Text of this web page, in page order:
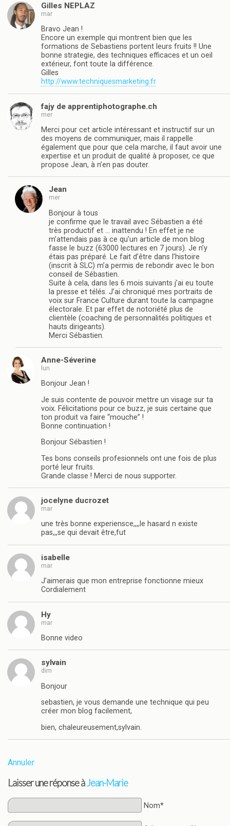
Gilles NEPLAZ
mar
Bravo Jean !
Encore un exemple qui montrent bien que les
formations de Sebastiens portent leurs fruits !! Une
bonne strategie, des techniques efficaces et un oeil
extérieur, font toute la différence.
Gilles
http://www.techniquesmarketing.fr
fajy de apprentiphotographe.ch
mer
Merci pour cet article intéressant et instructif sur un
des moyens de communiquer, mais il rappelle
également que pour que cela marche, il faut avoir une
expertise et un produit de qualité à proposer, ce que
propose Jean, à n’en pas douter.
Jean
mer
Bonjour à tous
je confirme que le travail avec Sébastien a été
très productif et … inattendu ! En effet je ne
m’attendais pas à ce qu’un article de mon blog
fasse le buzz (63000 lectures en 7 jours). Je n’y
étais pas préparé. Le fait d’être dans l’histoire
(inscrit à SLC) m’a permis de rebondir avec le bon
conseil de Sébastien.
Suite à cela, dans les 6 mois suivants j’ai eu toute
la presse et télés. J’ai chroniqué mes portraits de
voix sur France Culture durant toute la campagne
électorale. Et par effet de notoriété plus de
clientèle (coaching de personnalités politiques et
hauts dirigeants).
Merci Sébastien.
Anne-Séverine
lun
Bonjour Jean !
Je suis contente de pouvoir mettre un visage sur ta
voix. Félicitations pour ce buzz, je suis certaine que
ton produit va faire “mouche” !
Bonne continuation !
Bonjour Sébastien !
Tes bons conseils profesionnels ont une fois de plus
porté leur fruits.
Grande classe ! Merci de nous supporter.
jocelyne ducrozet
mar
une très bonne experiensce,,,,le hasard n existe
pas,,,se qui devait être,fut
isabelle
mar
J’aimerais que mon entreprise fonctionne mieux
Cordialement
Hy
mar
Bonne video
sylvain
dim
Bonjour
sebastien, je vous demande une technique qui peu
créer mon blog facilement,
bien, chaleureusement,sylvain.
Annuler
Laisser une réponse àJean-Marie
Nom*